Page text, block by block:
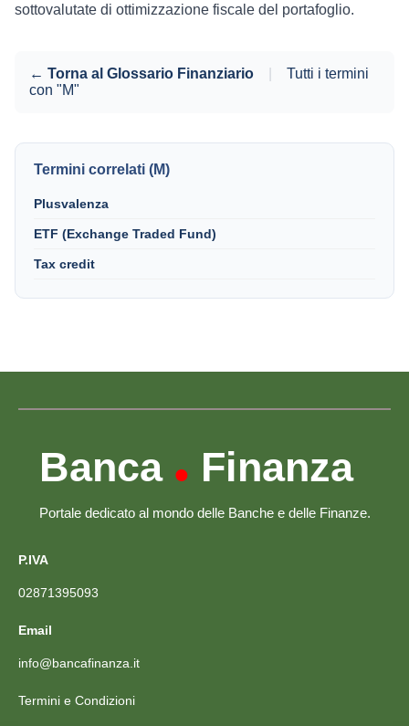
sottovalutate di ottimizzazione fiscale del portafoglio.
← Torna al Glossario Finanziario
Tutti i termini
con "M"
Termini correlati (M)
Plusvalenza
ETF (Exchange Traded Fund)
Tax credit
Banca • Finanza
Portale dedicato al mondo delle Banche e delle Finanze.
P.IVA
02871395093
Email
info@bancafinanza.it
Termini e Condizioni